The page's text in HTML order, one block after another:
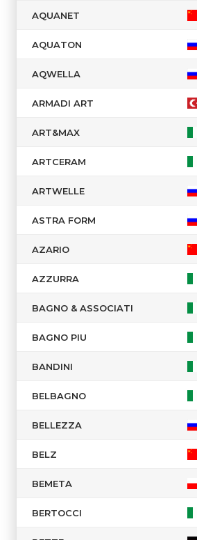
Чехия
Швейцария
AQUANET
AQUATON
AQWELLA
ARMADI ART
ART&MAX
ARTCERAM
ARTWELLE
ASTRA FORM
AZARIO
AZZURRA
BAGNO & ASSOCIATI
BAGNO PIU
BANDINI
BELBAGNO
BELLEZZA
BELZ
BEMETA
BERTOCCI